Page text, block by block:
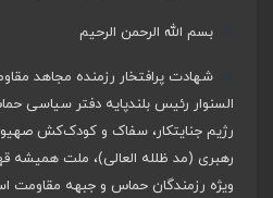
بسم الله الرحمن الرحیم
شهادت پرافتخار رزمنده مجاهد
السنوار رئیس بلندپایه دفتر سیاسی
رژیم جنایتکار، سفاک و کودک‌کش
رهبری (مد ظلله العالی)، ملت همیشه
ویژه رزمندگان حماس و جبهه مقاومت